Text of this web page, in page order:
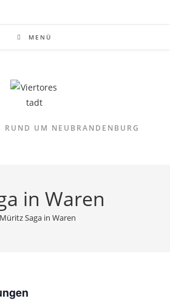
MENÜ
RUND UM NEUBRANDENBURG
in Waren
Müritz Saga in Waren